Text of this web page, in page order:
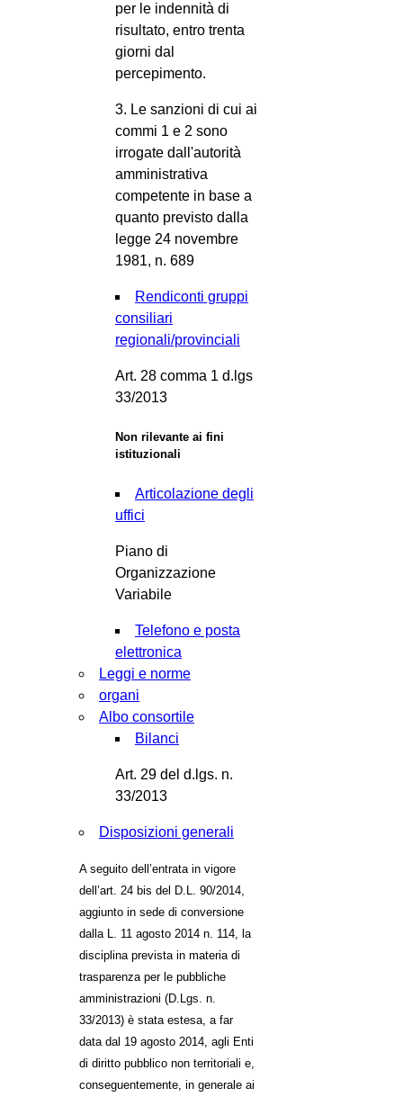
per le indennità di
risultato, entro trenta
giorni dal
percepimento.
3. Le sanzioni di cui ai
commi 1 e 2 sono
irrogate dall'autorità
amministrativa
competente in base a
quanto previsto dalla
legge 24 novembre
1981, n. 689
Rendiconti gruppi
consiliari
regionali/provinciali
Art. 28 comma 1 d.lgs
33/2013
Non rilevante ai fini
istituzionali
Articolazione degli
uffici
Piano di
Organizzazione
Variabile
Telefono e posta
elettronica
Leggi e norme
organi
Albo consortile
Bilanci
Art. 29 del d.lgs. n.
33/2013
Disposizioni generali
A seguito dell’entrata in vigore
dell’art. 24 bis del D.L. 90/2014,
aggiunto in sede di conversione
dalla L. 11 agosto 2014 n. 114, la
disciplina prevista in materia di
trasparenza per le pubbliche
amministrazioni (D.Lgs. n.
33/2013) è stata estesa, a far
data dal 19 agosto 2014, agli Enti
di diritto pubblico non territoriali e,
conseguentemente, in generale ai